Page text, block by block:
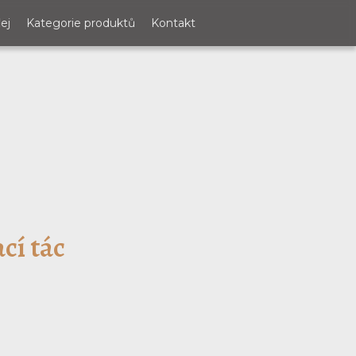
Kategorie produktů Kontakt
tác